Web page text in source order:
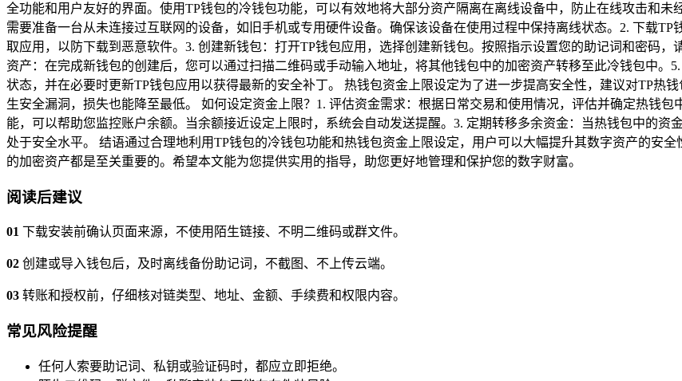
全功能和用户友好的界面。使用TP钱包的冷钱包功能，可以有效地将大部分资产隔离在离线设备中，防止在线攻击和
需要准备一台从未连接过互联网的设备，如旧手机或专用硬件设备。确保该设备在使用过程中保持离线状态。2. 下载
取应用，以防下载到恶意软件。3. 创建新钱包：打开TP钱包应用，选择创建新钱包。按照指示设置您的助记词和密码
资产：在完成新钱包的创建后，您可以通过扫描二维码或手动输入地址，将其他钱包中的加密资产转移至此冷钱包中
状态，并在必要时更新TP钱包应用以获得最新的安全补丁。 热钱包资金上限设定为了进一步提高安全性，建议对TP热
生安全漏洞，损失也能降至最低。 如何设定资金上限？1. 评估资金需求：根据日常交易和使用情况，评估并确定热钱
能，可以帮助您监控账户余额。当余额接近设定上限时，系统会自动发送提醒。3. 定期转移多余资金：当热钱包中的
处于安全水平。 结语通过合理地利用TP钱包的冷钱包功能和热钱包资金上限设定，用户可以大幅提升其数字资产的安
的加密资产都是至关重要的。希望本文能为您提供实用的指导，助您更好地管理和保护您的数字财富。
阅读后建议
01 下载安装前确认页面来源，不使用陌生链接、不明二维码或群文件。
02 创建或导入钱包后，及时离线备份助记词，不截图、不上传云端。
03 转账和授权前，仔细核对链类型、地址、金额、手续费和权限内容。
常见风险提醒
任何人索要助记词、私钥或验证码时，都应立即拒绝。